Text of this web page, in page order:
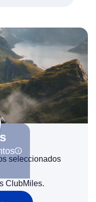
seleccionados
ClubMiles.